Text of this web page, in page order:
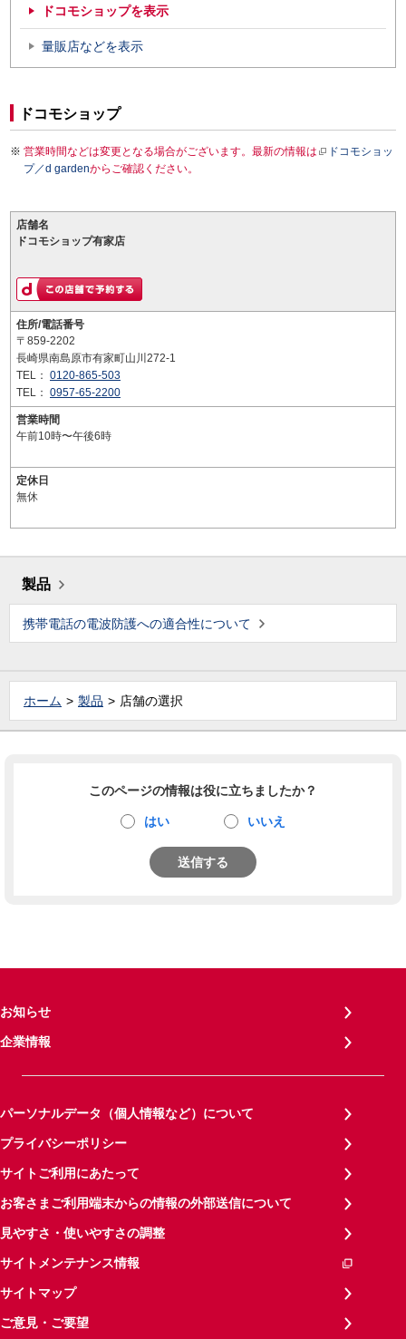
ドコモショップを表示
量販店などを表示
ドコモショップ
営業時間などは変更となる場合がございます。最新の情報は
ドコモショッ
プ／d gardenからご確認ください。
店舗名
ドコモショップ有家店
住所/電話番号
〒859-2202
長崎県南島原市有家町山川272-1
TEL： 0120-865-503
TEL： 0957-65-2200
営業時間
午前10時〜午後6時
定休日
無休
製品
携帯電話の電波防護への適合性について
ホーム 製品 店舗の選択
このページの情報は役に立ちましたか？
はい いいえ
送信する
お知らせ
企業情報
パーソナルデータ（個人情報など）について
プライバシーポリシー
サイトご利用にあたって
お客さまご利用端末からの情報の外部送信について
見やすさ・使いやすさの調整
サイトメンテナンス情報
サイトマップ
ご意見・ご要望